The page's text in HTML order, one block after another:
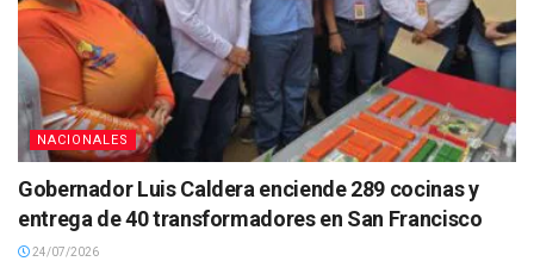
NACIONALES
Gobernador Luis Caldera enciende 289 cocinas y
entrega de 40 transformadores en San Francisco
24/07/2026